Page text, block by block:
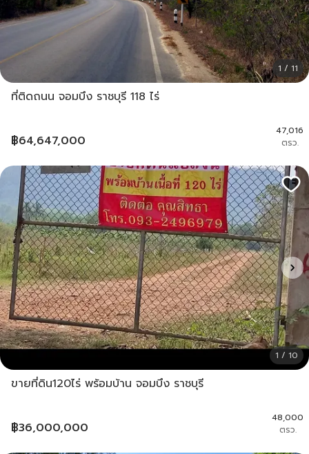
1 / 11
ที่ติดถนน จอมบึง ราชบุรี 118 ไร่
฿64,647,000
47,016
ตรว.
1 / 10
ขายที่ดิน120ไร่ พร้อมบ้าน จอมบึง ราชบุรี
฿36,000,000
48,000
ตรว.